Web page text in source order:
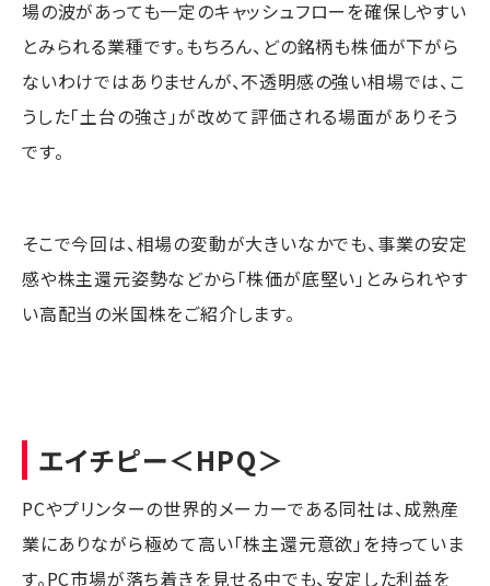
場の波があっても一定のキャッシュフローを確保しやすい
とみられる業種です。もちろん、どの銘柄も株価が下がら
ないわけではありませんが、不透明感の強い相場では、こ
うした「土台の強さ」が改めて評価される場面がありそう
です。
そこで今回は、相場の変動が大きいなかでも、事業の安定
感や株主還元姿勢などから「株価が底堅い」とみられやす
い高配当の米国株をご紹介します。
エイチピー＜HPQ＞
PCやプリンターの世界的メーカーである同社は、成熟産
業にありながら極めて高い「株主還元意欲」を持っていま
す。PC市場が落ち着きを見せる中でも、安定した利益を